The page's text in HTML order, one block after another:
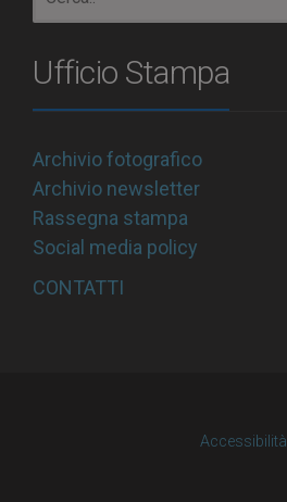
Ufficio Stampa
Archivio fotografico
Archivio newsletter
Rassegna stampa
Social media policy
CONTATTI
Accessibilità